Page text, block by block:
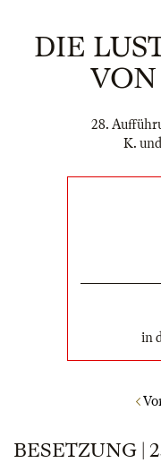
DIE
28.
K.
in
BESETZUNG |